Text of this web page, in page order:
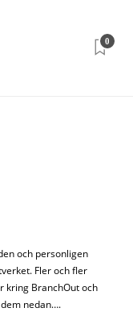
0
och personligen
Fler och fler
kring BranchOut och
nedan….